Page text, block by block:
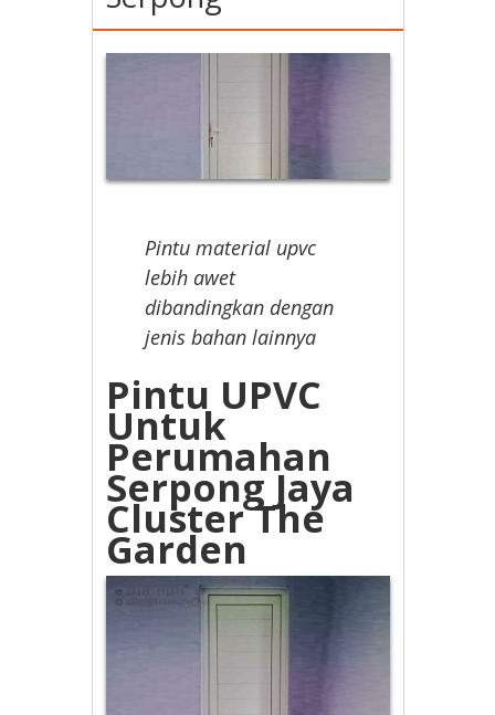
Pintu material upvc
lebih awet
dibandingkan dengan
jenis bahan lainnya
Pintu UPVC
Untuk
Perumahan
Serpong Jaya
Cluster The
Garden